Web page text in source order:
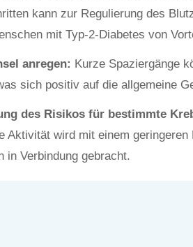
kann zur Regulierung des
mit Typ-2-Diabetes von
anregen: Kurze Spaziergänge
sich positiv auf die allgemeine
des Risikos für bestimmte
Aktivität wird mit einem
in Verbindung gebracht.